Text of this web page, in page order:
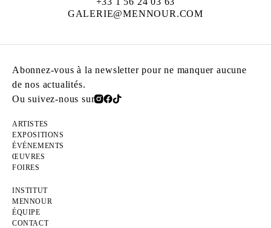
GALERIE@MENNOUR.COM
Abonnez-vous à la newsletter pour ne manquer aucune
de nos actualités.
Ou suivez-nous sur
ARTISTES
EXPOSITIONS
ÉVÉNEMENTS
ŒUVRES
FOIRES
INSTITUT
MENNOUR
ÉQUIPE
CONTACT